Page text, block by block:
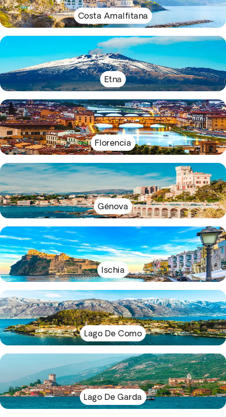
Costa Amalfitana
Etna
Florencia
Génova
Ischia
Lago De Como
Lago De Garda